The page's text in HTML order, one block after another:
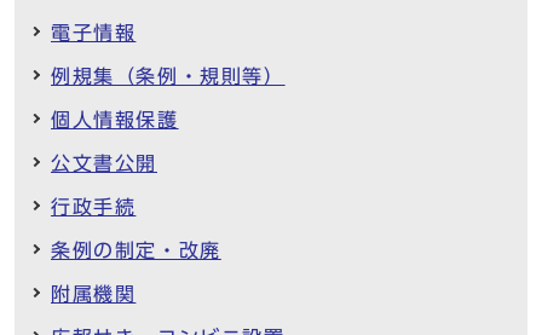
電子情報
例規集（条例・規則等）
個人情報保護
公文書公開
行政手続
条例の制定・改廃
附属機関